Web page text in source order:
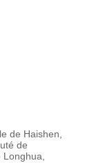
de Haishen,
de